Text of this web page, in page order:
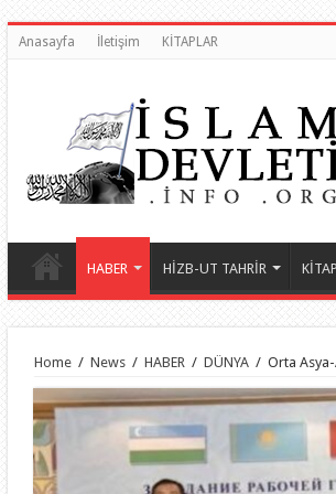
Anasayfa İletişim KİTAPLAR
HABER HİZB-UT TAHRİR
Home / News / HABER / DÜNYA / Orta